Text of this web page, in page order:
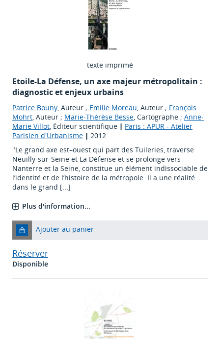
texte imprimé
Etoile-La Défense, un axe majeur métropolitain :
diagnostic et enjeux urbains
Patrice Bouny, Auteur ; Emilie Moreau, Auteur ; François
Mohrt, Auteur ; Marie-Thérèse Besse, Cartographe ; Anne-
Marie Villot, Éditeur scientifique | Paris : APUR - Atelier
Parisien d'Urbanisme | 2012
"Le grand axe est–ouest qui part des Tuileries, traverse
Neuilly-sur-Seine et La Défense et se prolonge vers
Nanterre et la Seine, constitue un élément indissociable de
l’identité et de l’histoire de la métropole. Il a une réalité
dans le grand [...]
Plus d'information...
Ajouter au panier
Réserver
Disponible